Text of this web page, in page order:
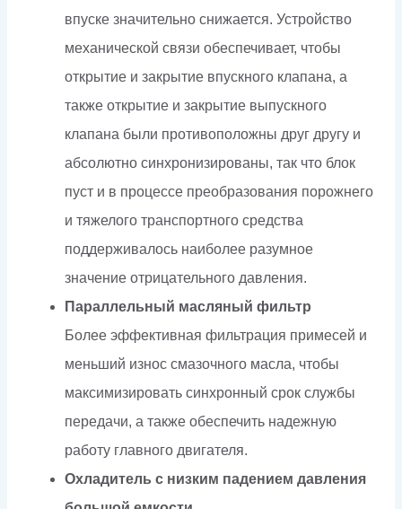
впуске значительно снижается. Устройство
механической связи обеспечивает, чтобы
открытие и закрытие впускного клапана, а
также открытие и закрытие выпускного
клапана были противоположны друг другу и
абсолютно синхронизированы, так что блок
пуст и в процессе преобразования порожнего
и тяжелого транспортного средства
поддерживалось наиболее разумное
значение отрицательного давления.
Параллельный масляный фильтр
Более эффективная фильтрация примесей и
меньший износ смазочного масла, чтобы
максимизировать синхронный срок службы
передачи, а также обеспечить надежную
работу главного двигателя.
Охладитель с низким падением давления